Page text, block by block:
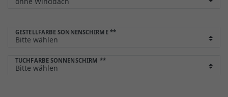
GESTELLFARBE SONNENSCHIRME **
TUCHFARBE SONNENSCHIRM **